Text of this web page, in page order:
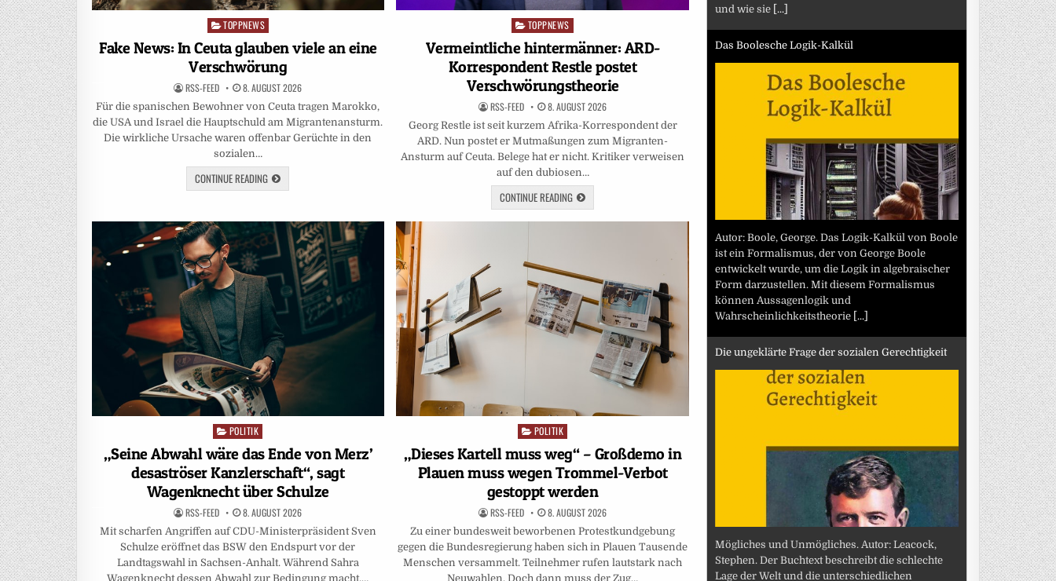
Posted
TOPPNEWS
Fake News: In Ceuta glauben viele an eine
Verschwörung
RSS-FEED 8. AUGUST 2026
Für die spanischen Bewohner von Ceuta tragen Marokko,
die USA und Israel die Hauptschuld am Migrantenansturm.
Die wirkliche Ursache waren offenbar Gerüchte in den
sozialen…
CONTINUE READING
Posted
TOPPNEWS
Vermeintliche hintermänner: ARD-
Korrespondent Restle postet
Verschwörungstheorie
RSS-FEED 8. AUGUST 2026
Georg Restle ist seit kurzem Afrika-Korrespondent der
ARD. Nun postet er Mutmaßungen zum Migranten-
Ansturm auf Ceuta. Belege hat er nicht. Kritiker verweisen
auf den dubiosen…
CONTINUE READING
Posted
in
POLITIK
„Seine Abwahl wäre das Ende von Merz’
desaströser Kanzlerschaft“, sagt
Wagenknecht über Schulze
RSS-FEED 8. AUGUST 2026
Mit scharfen Angriffen auf CDU-Ministerpräsident Sven
Schulze eröffnet das BSW den Endspurt vor der
Landtagswahl in Sachsen-Anhalt. Während Sahra
Wagenknecht dessen Abwahl zur Bedingung macht,…
Posted
POLITIK
„Dieses Kartell muss weg“ – Großdemo in
Plauen muss wegen Trommel-Verbot
gestoppt werden
RSS-FEED 8. AUGUST 2026
Zu einer bundesweit beworbenen Protestkundgebung
gegen die Bundesregierung haben sich in Plauen Tausende
Menschen versammelt. Teilnehmer rufen lautstark nach
Neuwahlen. Doch dann muss der Zug…
und wie sie [...]
Das Boolesche Logik-Kalkül
Autor: Boole, George. Das Logik-Kalkül von Boole
ist ein Formalismus, der von George Boole
entwickelt wurde, um die Logik in algebraischer
Form darzustellen. Mit diesem Formalismus
können Aussagenlogik und
Wahrscheinlichkeitstheorie [...]
Die ungeklärte Frage der sozialen Gerechtigkeit
Mögliches und Unmögliches. Autor: Leacock,
Stephen. Der Buchtext beschreibt die schlechte
Lage der Welt und die unterschiedlichen